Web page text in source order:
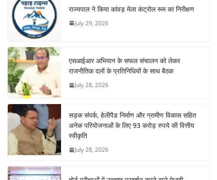
राज्यपाल ने किया कांवड़ मेला कंट्रोल रूम का निरीक्षण
July 29, 2026
एसआईआर अभियान के सफल संचालन को लेकर
राजनीतिक दलों के प्रतिनिधियों के साथ बैठक
July 28, 2026
सड़क संपर्क, हेलीपैड निर्माण और ग्रामीण विकास सहित
अनेक परियोजनाओं के लिए 93 करोड़ रुपये की वित्तीय
स्वीकृति
July 28, 2026